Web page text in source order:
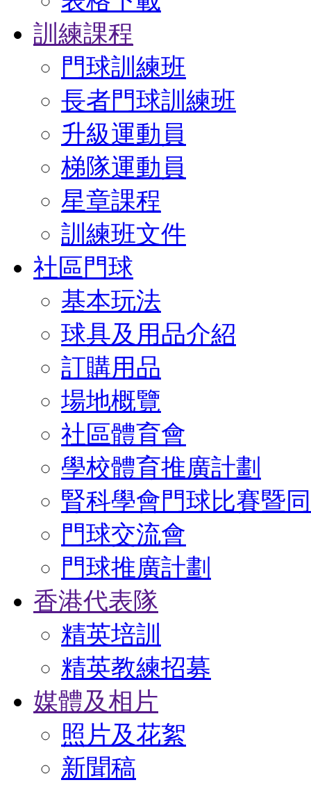
訓練課程
門球訓練班
長者門球訓練班
升級運動員
梯隊運動員
星章課程
訓練班文件
社區門球
基本玩法
球具及用品介紹
訂購用品
場地概覽
社區體育會
學校體育推廣計劃
腎科學會門球比賽暨
門球交流會
門球推廣計劃
香港代表隊
精英培訓
精英教練招募
媒體及相片
照片及花絮
新聞稿